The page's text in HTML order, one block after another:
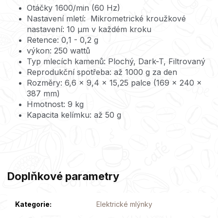
Otáčky 1600/min (60 Hz)
Nastavení mletí: Mikrometrické kroužkové
nastavení: 10 μm v každém kroku
Retence: 0,1 - 0,2 g
výkon: 250 wattů
Typ mlecích kamenů: Plochý, Dark-T, Filtrovaný
Reprodukční spotřeba: až 1000 g za den
Rozměry: 6,6 x 9,4 x 15,25 palce (169 x 240 x
387 mm)
Hmotnost: 9 kg
Kapacita kelímku: až 50 g
Doplňkové parametry
Kategorie: Elektrické mlýnky